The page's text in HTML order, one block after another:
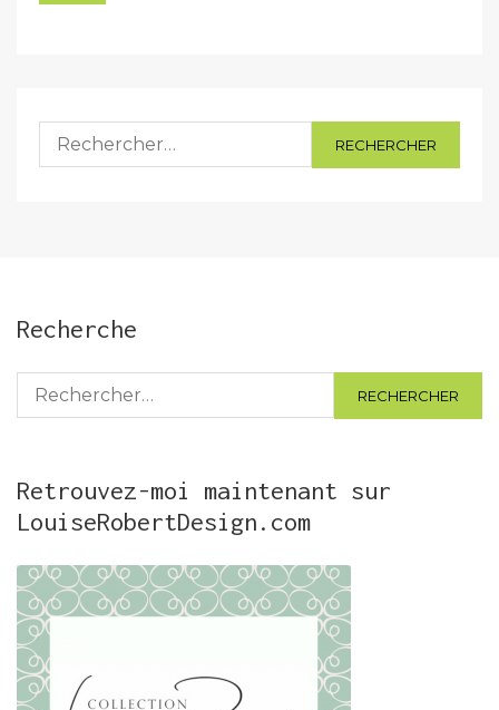
Rechercher :
Recherche
Rechercher :
Retrouvez-moi maintenant sur
LouiseRobertDesign.com